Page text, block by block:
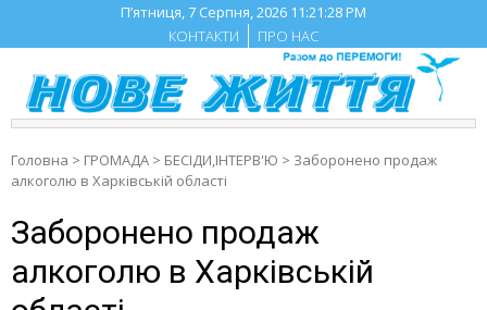
content
П’ятниця, 7 Серпня, 2026 11:21:28 PM
КОНТАКТИ
ПРО НАС
Головна > ГРОМАДА > БЕСIДИ,ІНТЕРВ'Ю > Заборонено продаж
алкоголю в Харківській області
Заборонено продаж
алкоголю в Харківській